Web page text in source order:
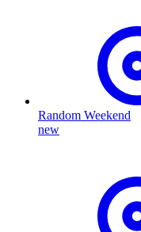
Random Weekend
new